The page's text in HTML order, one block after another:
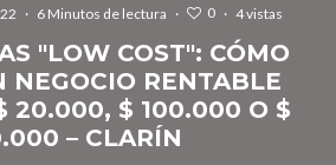
· 6 Minutos de lectura · 0 · 4 vistas
"LOW COST": CÓMO
NEGOCIO RENTABLE
20.000, $ 100.000 O $
– CLARÍN